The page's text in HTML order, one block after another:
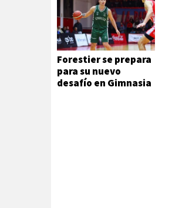
Forestier se prepara
para su nuevo
desafío en Gimnasia